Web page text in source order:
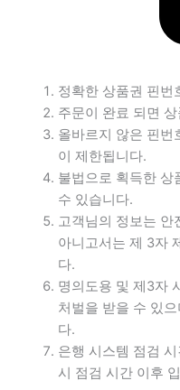
정확한 상품권 핀번
주문이 완료 되면
올바르지 않은 핀번
이 제한됩니다.
불법으로 획득한 상
수 있습니다.
고객님의 정보는 안
아니고서는 제 3자
다.
명의도용 및 제3자
처벌을 받을 수 있
다.
은행 시스템 점검
시 점검 시간 이후